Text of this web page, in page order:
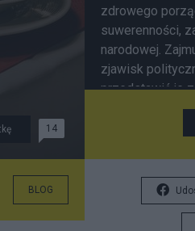
14
BLOG
zdrowego
suwerenności,
narodowej.
zjawisk
przedstawić je
odnosząc się
kulturowych.
wolność,
istotne.